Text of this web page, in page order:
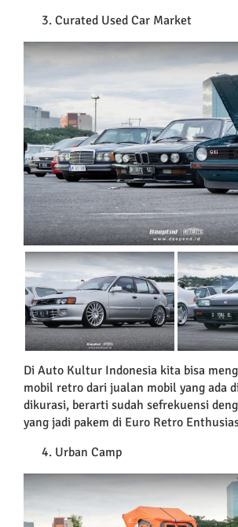
Curated Used Car Market
Di Auto Kultur Indonesia kita bisa
mobil retro dari jualan mobil yang ada
dikurasi, berarti sudah sefrekuensi
yang jadi pakem di Euro Retro
Urban Camp